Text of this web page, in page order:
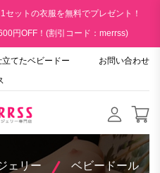
ットの衣服を無料でプレゼント！
円OFF！(割引コード：merrss)
てたベビードー
お問い合わせ
ェリー ベビードール